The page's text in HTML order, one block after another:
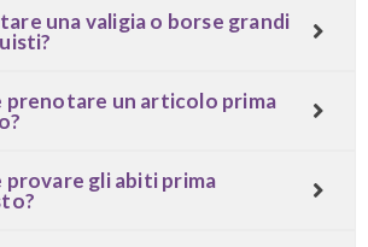
una valigia o borse grandi
prenotare un articolo prima
provare gli abiti prima